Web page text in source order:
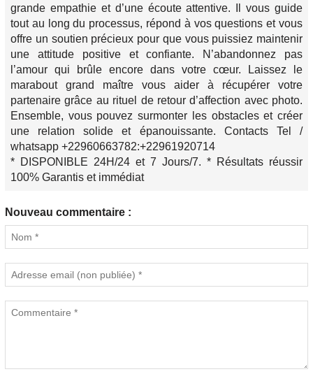
grande empathie et d’une écoute attentive. Il vous guide
tout au long du processus, répond à vos questions et vous
offre un soutien précieux pour que vous puissiez maintenir
une attitude positive et confiante. N’abandonnez pas
l’amour qui brûle encore dans votre cœur. Laissez le
marabout grand maître vous aider à récupérer votre
partenaire grâce au rituel de retour d’affection avec photo.
Ensemble, vous pouvez surmonter les obstacles et créer
une relation solide et épanouissante. Contacts Tel /
whatsapp +22960663782:+22961920714
* DISPONIBLE 24H/24 et 7 Jours/7. * Résultats réussir
100% Garantis et immédiat
Nouveau commentaire :